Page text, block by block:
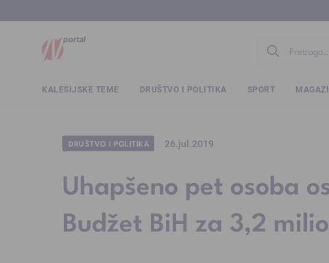
KALESIJSKE TEME DRUŠTVO I POLITIKA SPORT
DRUŠTVO I POLITIKA 26.jul.2019
Uhapšeno pet osoba
Budžet BiH za 3,2